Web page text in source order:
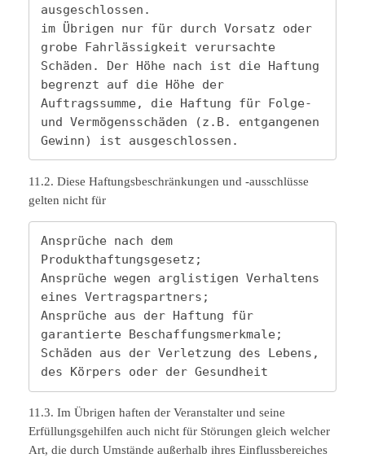
ausgeschlossen.
im Übrigen nur für durch Vorsatz oder
grobe Fahrlässigkeit verursachte
Schäden. Der Höhe nach ist die Haftung
begrenzt auf die Höhe der
Auftragssumme, die Haftung für Folge-
und Vermögensschäden (z.B. entgangenen
Gewinn) ist ausgeschlossen.
11.2. Diese Haftungsbeschränkungen und -ausschlüsse
gelten nicht für
Ansprüche nach dem
Produkthaftungsgesetz;
Ansprüche wegen arglistigen Verhaltens
eines Vertragspartners;
Ansprüche aus der Haftung für
garantierte Beschaffungsmerkmale;
Schäden aus der Verletzung des Lebens,
des Körpers oder der Gesundheit
11.3. Im Übrigen haften der Veranstalter und seine
Erfüllungsgehilfen auch nicht für Störungen gleich welcher
Art, die durch Umstände außerhalb ihres Einflussbereiches